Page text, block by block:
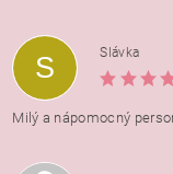
Vložením
osobných údajov
S
Slávka
Milý a nápomocný